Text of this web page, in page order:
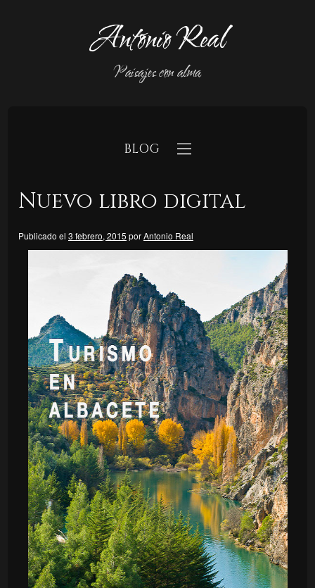
Antonio Real
Paisajes con alma
BLOG
Nuevo libro digital
Publicado el 3 febrero, 2015 porAntonio Real